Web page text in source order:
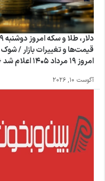
قیمت‌ها و تغییرات بازار / شوک
امروز ۱۹ مرداد ۱۴۰۵ اعلام شد + نرخ لحظه‌ای
آگوست 10, 2026